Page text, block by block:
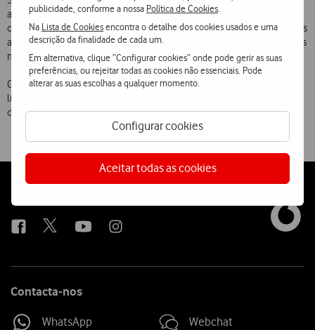
publicidade, conforme a nossa Política de Cookies
Na Lista de Cookiesencontra o detalhe dos cookies usados e uma
descrição da finalidade de cada um.
Em alternativa, clique “Configurar cookies” onde pode gerir as suas
preferências, ou rejeitar todas as cookies não essenciais. Pode
alterar as suas escolhas a qualquer momento.
Configurar cookies
Aceitar todas as cookies
aviões da Air France, na sequência do acordo de roaming assinado
com o operador On-Air, prevendo-se o alargamento deste serviço aos
aviões das companhias bmi, Ryanair e TAP ao longo dos próximos seis
meses.
Graças a estes acordos, a Vodafone intensifica a sua posição de
liderança em termos de número de contratos de roaming, destinos
disponíveis e serviços prestados.
Follow
us
Social
Contacta-nos
WhatsApp Webchat